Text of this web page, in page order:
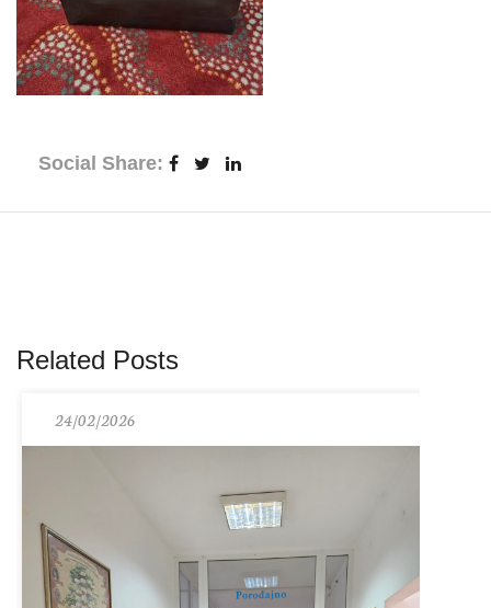
Social Share:
Related Posts
24/02/2026